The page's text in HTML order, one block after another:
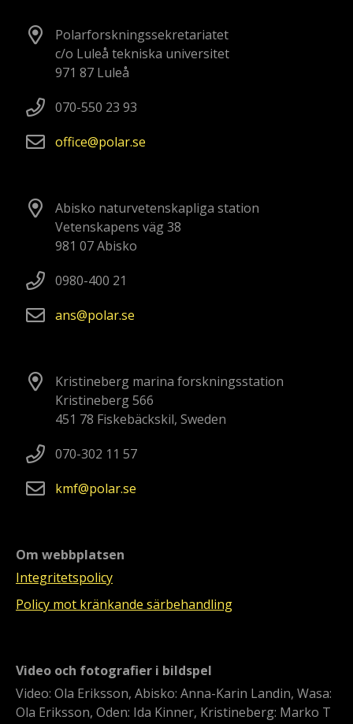
Polarforskningssekretariatet
c/o Luleå tekniska universitet
971 87 Luleå
070-550 23 93
office
polarse
Abisko naturvetenskapliga station
Vetenskapens väg 38
981 07 Abisko
0980-400 21
ans
polarse
Kristineberg marina forskningsstation
Kristineberg 566
451 78 Fiskebäckskil, Sweden
070-302 11 57
kmf
polarse
Om webbplatsen
Integritetspolicy
Policy mot kränkande särbehandling
Video och fotografier i bildspel
Video: Ola Eriksson, Abisko: Anna-Karin Landin, Wasa:
Ola Eriksson, Oden: Ida Kinner, Kristineberg: Marko T